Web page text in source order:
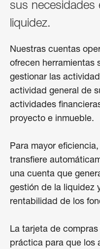
sus necesidades
liquidez.
Nuestras cuentas
ofrecen herramientas
gestionar las
actividad general de
actividades
proyecto e inmueble.
Para mayor
transfiere
una cuenta que
gestión de la liquidez
rentabilidad de los
La tarjeta de
práctica para que los